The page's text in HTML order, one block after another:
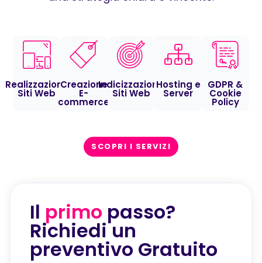
Realizzazione
Siti Web
Creazione
E-
commerce
Indicizzazione
Siti Web
Hosting e
Server
GDPR &
Cookie
Policy
SCOPRI I SERVIZI
Il primo passo?
Richiedi un
preventivo Gratuito